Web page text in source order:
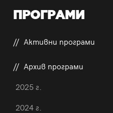
ПРОГРАМИ
Активни програми
Архив програми
2025 г.
2024 г.